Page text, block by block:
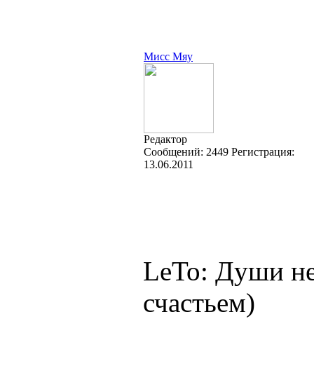
Мисс Мяу
Редактор
Cообщений: 2449 Регистрация:
13.06.2011
LeTo: Души
счастьем)